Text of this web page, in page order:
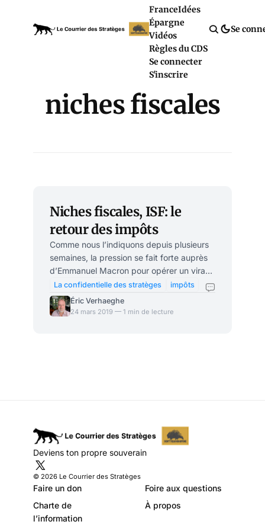
FranceIdées
Épargne
Vidéos
Règles du CDS
Se connecter
S'inscrire
Se
niches fiscales
Niches fiscales, ISF: le
retour des impôts
Comme nous l’indiquons depuis plusieurs
semaines, la pression se fait forte auprès
d’Emmanuel Macron pour opérer un virage
à gauche. Son entourage préconise
notamment de prendre des mesures sur
l’ISF et sur les niches fiscales pour
La confidentielle des stratèges
impôts
Éric Verhaeghe
24 mars 2019 — 1 min de lecture
Deviens ton propre souverain
© 2026 Le Courrier des Stratèges
Faire un don
Foire aux questions
Charte de
l’information
À propos